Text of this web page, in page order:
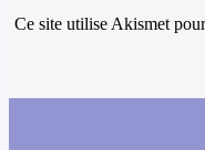
Ce site utilise Akismet